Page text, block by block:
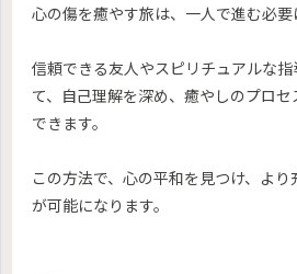
心の傷を癒やす旅は、一人で進む必要
信頼できる友人やスピリチュアルな
て、自己理解を深め、癒やしのプロ
できます。
この方法で、心の平和を見つけ、よ
が可能になります。